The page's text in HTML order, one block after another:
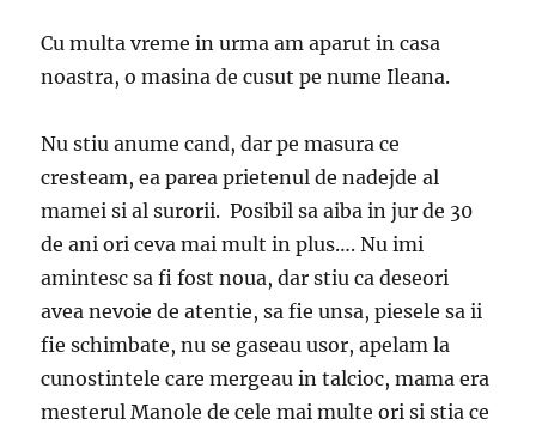
Cu multa vreme in urma am aparut in casa
noastra, o masina de cusut pe nume Ileana.
Nu stiu anume cand, dar pe masura ce
cresteam, ea parea prietenul de nadejde al
mamei si al surorii. Posibil sa aiba in jur de 30
de ani ori ceva mai mult in plus…. Nu imi
amintesc sa fi fost noua, dar stiu ca deseori
avea nevoie de atentie, sa fie unsa, piesele sa ii
fie schimbate, nu se gaseau usor, apelam la
cunostintele care mergeau in talcioc, mama era
mesterul Manole de cele mai multe ori si stia ce